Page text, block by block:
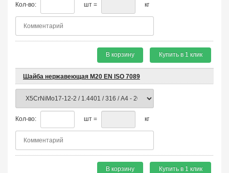
Кол-во: шт = кг
В корзину Купить в 1 клик
Шайба нержавеющая М20 EN ISO 7089
Кол-во: шт = кг
В корзину Купить в 1 клик